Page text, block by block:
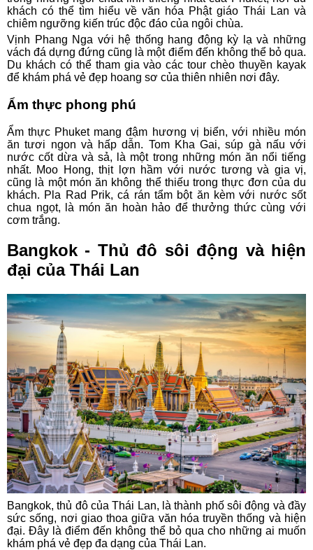
khách có thể tìm hiểu về văn hóa Phật giáo Thái Lan và
chiêm ngưỡng kiến trúc độc đáo của ngôi chùa.
Vịnh Phang Nga với hệ thống hang động kỳ lạ và những
vách đá dựng đứng cũng là một điểm đến không thể bỏ qua.
Du khách có thể tham gia vào các tour chèo thuyền kayak
để khám phá vẻ đẹp hoang sơ của thiên nhiên nơi đây.
Ẩm thực phong phú
Ẩm thực Phuket mang đậm hương vị biển, với nhiều món
ăn tươi ngon và hấp dẫn. Tom Kha Gai, súp gà nấu với
nước cốt dừa và sả, là một trong những món ăn nổi tiếng
nhất. Moo Hong, thịt lợn hầm với nước tương và gia vị,
cũng là một món ăn không thể thiếu trong thực đơn của du
khách. Pla Rad Prik, cá rán tẩm bột ăn kèm với nước sốt
chua ngọt, là món ăn hoàn hảo để thưởng thức cùng với
cơm trắng.
Bangkok - Thủ đô sôi động và hiện
đại của Thái Lan
Bangkok, thủ đô của Thái Lan, là thành phố sôi động và đầy
sức sống, nơi giao thoa giữa văn hóa truyền thống và hiện
đại. Đây là điểm đến không thể bỏ qua cho những ai muốn
khám phá vẻ đẹp đa dạng của Thái Lan.